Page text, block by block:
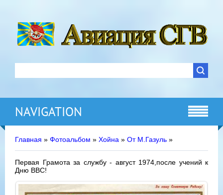
NAVIGATION
Главная » Фотоальбом » Хойна » От М.Газуль »
Первая Грамота за службу - август 1974,после учений к
Дню ВВС!